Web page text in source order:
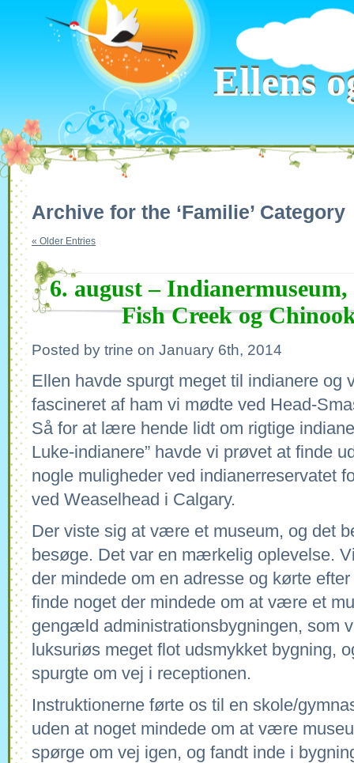
Ellens
Ellens
Archive for the ‘Familie’ Category
« Older Entries
6. august –
Fish Creek og
Posted by trine on January 6th, 2014
Ellen havde spurgt meget til indianere og
fascineret af ham vi mødte ved Head-
Så for at lære hende lidt om rigtige
Luke-indianere” havde vi prøvet at finde
nogle muligheder ved indianerreservatet
ved Weaselhead i Calgary.
Der viste sig at være et museum, og det
besøge. Det var en mærkelig oplevelse.
der mindede om en adresse og kørte
finde noget der mindede om at være et
gengæld administrationsbygningen, som
luksuriøs meget flot udsmykket bygning,
spurgte om vej i receptionen.
Instruktionerne førte os til en skole/
uden at noget mindede om at være
spørge om vej igen, og fandt inde i